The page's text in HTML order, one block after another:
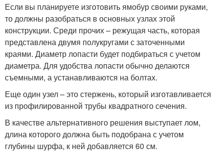
Если вы планируете изготовить ямобур своими руками,
то должны разобраться в основных узлах этой
конструкции. Среди прочих – режущая часть, которая
представлена двумя полукругами с заточенными
краями. Диаметр лопасти будет подбираться с учетом
диаметра. Для удобства лопасти обычно делаются
съемными, а устанавливаются на болтах.
Еще один узел – это стержень, который изготавливается
из профилированной трубы квадратного сечения.
В качестве альтернативного решения выступает лом,
длина которого должна быть подобрана с учетом
глубины шурфа, к ней добавляется 60 см.